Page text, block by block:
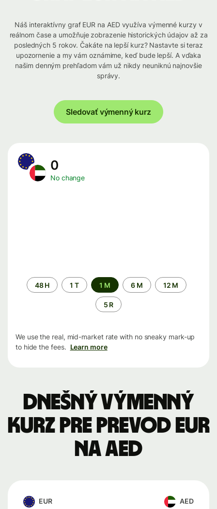
Náš interaktívny graf EUR na AED využíva výmenné kurzy v
reálnom čase a umožňuje zobrazenie historických údajov až za
posledných 5 rokov. Čakáte na lepší kurz? Nastavte si teraz
upozornenie a my vám oznámime, keď bude lepší. A vďaka
našim denným prehľadom vám už nikdy neuniknú najnovšie
správy.
Sledovať výmenný kurz
0
No change
Time
period
48 H 1 T 1 M 6 M 12 M
5 R
We use the real, mid-market rate with no sneaky mark-up
to hide the fees. Learn more
Dnešný výmenný
kurz pre prevod EUR
na AED
EUR AED